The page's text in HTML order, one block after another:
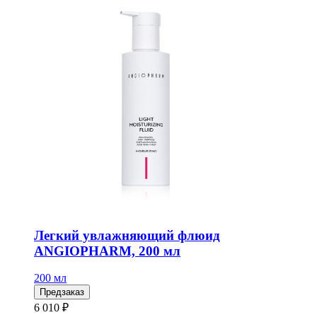
Легкий увлажняющий флюид
ANGIOPHARM, 200 мл
200 мл
Предзаказ
6 010 ₽